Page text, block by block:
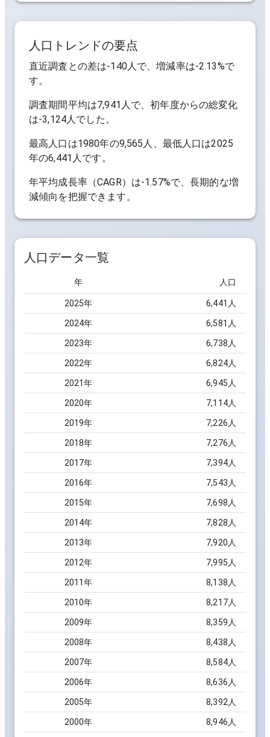
人口トレンドの要点
直近調査との差は-140人で、増減率は-2.13%で
す。
調査期間平均は7,941人で、初年度からの総変化
は-3,124人でした。
最高人口は1980年の9,565人 、最低人口は2025
年の6,441人です。
年平均成長率（CAGR）は-1.57%で、長期的な増
減傾向を把握できます。
人口データ一覧
年 人口
2025年 6,441 人
2024年 6,581 人
2023年 6,738 人
2022年 6,824人
2021年 6,945 人
2020年 7,114人
2019年 7,226 人
2018年 7,276 人
2017年 7,394人
2016年 7,543 人
2015年 7,698 人
2014年 7,828 人
2013年 7,920 人
2012年 7,995 人
2011年 8,138 人
2010年 8,217人
2009年 8,359 人
2008年 8,438 人
2007年 8,584人
2006年 8,636 人
2005年 8,392 人
2000年 8,946 人